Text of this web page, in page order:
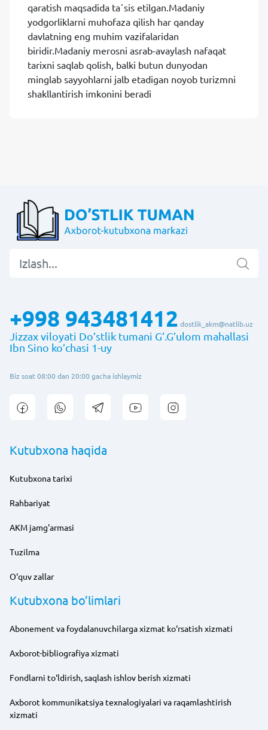
qaratish maqsadida taʼsis etilgan.Madaniy
yodgorliklarni muhofaza qilish har qanday
davlatning eng muhim vazifalaridan
biridir.Madaniy merosni asrab-avaylash nafaqat
tarixni saqlab qolish, balki butun dunyodan
minglab sayyohlarni jalb etadigan noyob turizmni
shakllantirish imkonini beradi
+998 943481412 dostlik_akm@natlib.uz
Jizzax viloyati Do’stlik tumani G’.G’ulom mahallasi
Ibn Sino ko’chasi 1-uy
Biz soat 08:00 dan 20:00 gacha ishlaymiz
Kutubxona haqida
Kutubxona tarixi
Rahbariyat
AKM jamg'armasi
Tuzilma
O‘quv zallar
Kutubxona bo’limlari
Abonement va foydalanuvchilarga xizmat ko‘rsatish xizmati
Axborot-bibliografiya xizmati
Fondlarni to‘ldirish, saqlash ishlov berish xizmati
Axborot kommunikatsiya texnalogiyalari va raqamlashtirish
xizmati